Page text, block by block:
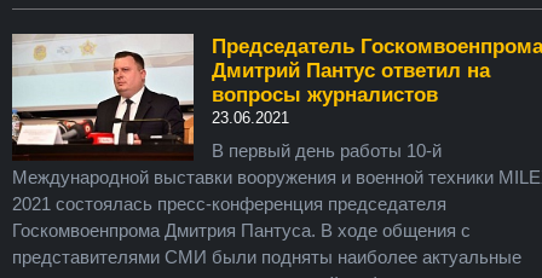
Председатель Госкомвоенпрома
Дмитрий Пантус ответил на
вопросы журналистов
23.06.2021
В первый день работы 10-й
Международной выставки вооружения и военной техники
2021 состоялась пресс-конференция председателя
Госкомвоенпрома Дмитрия Пантуса. В ходе общения с
представителями СМИ были подняты наиболее актуальные